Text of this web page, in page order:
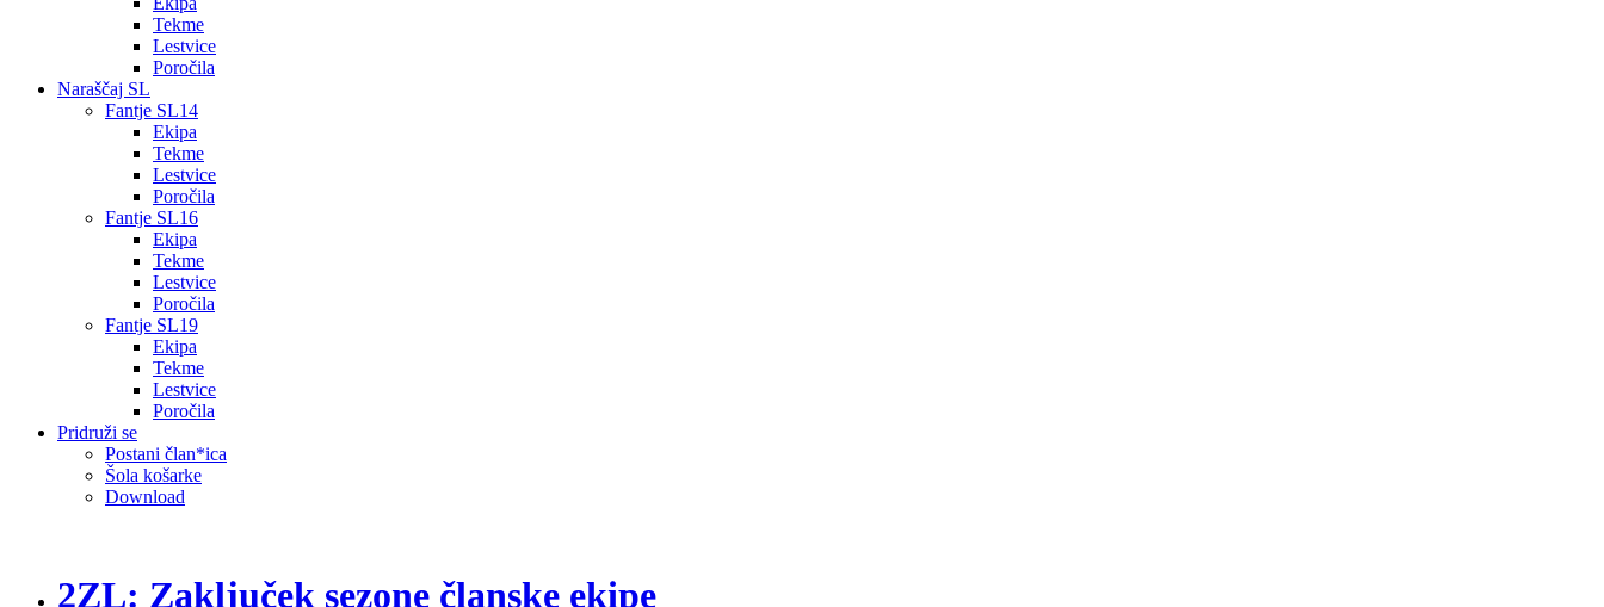
Tekme
Lestvice
Poročila
Naraščaj SL
Fantje SL14
Ekipa
Tekme
Lestvice
Poročila
Fantje SL16
Ekipa
Tekme
Lestvice
Poročila
Fantje SL19
Ekipa
Tekme
Lestvice
Poročila
Pridruži se
Postani član*ica
Šola košarke
Download
2ZL: Zaključek sezone članske ekipe